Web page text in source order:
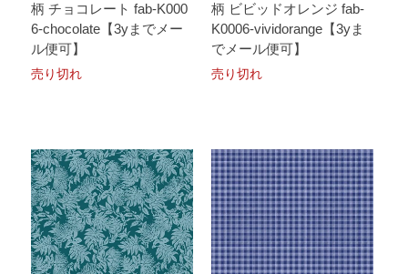
柄 チョコレート fab-K000
6-chocolate【3yまでメー
ル便可】
売り切れ
柄 ビビッドオレンジ fab-
K0006-vividorange【3yま
でメール便可】
売り切れ